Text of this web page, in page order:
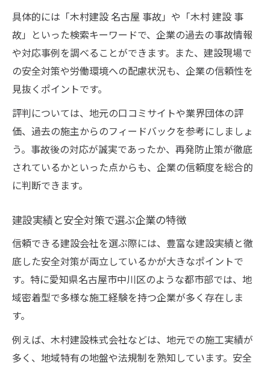
具体的には「木村建設 名古屋 事故」や「木村 建設 事
故」といった検索キーワードで、企業の過去の事故情報
や対応事例を調べることができます。また、建設現場で
の安全対策や労働環境への配慮状況も、企業の信頼性を
見抜くポイントです。
評判については、地元の口コミサイトや業界団体の評
価、過去の施主からのフィードバックを参考にしましょ
う。事故後の対応が誠実であったか、再発防止策が徹底
されているかといった点からも、企業の信頼度を総合的
に判断できます。
建設実績と安全対策で選ぶ企業の特徴
信頼できる建設会社を選ぶ際には、豊富な建設実績と徹
底した安全対策が両立しているかが大きなポイントで
す。特に愛知県名古屋市中川区のような都市部では、地
域密着型で多様な施工経験を持つ企業が多く存在しま
す。
例えば、木村建設株式会社などは、地元での施工実績が
多く、地域特有の地盤や法規制を熟知しています。安全